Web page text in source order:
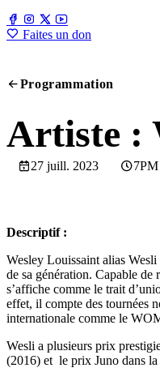
Faites un don
Programmation
Artiste :
27 juill. 2023 7PM
Descriptif :
Wesley Louissaint alias Wesli
de sa génération. Capable
s’affiche comme le trait
effet, il compte des tournées
internationale comme le
Wesli a plusieurs prix
(2016) et le prix Juno dans